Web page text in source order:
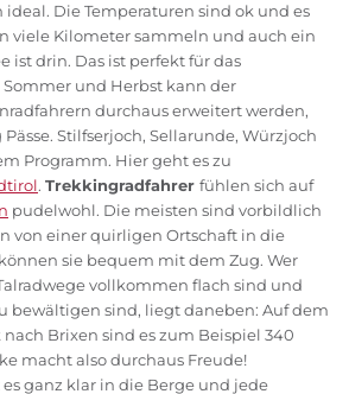
ideal. Die Temperaturen sind ok und es
viele Kilometer sammeln und auch ein
ist drin. Das ist perfekt für das
und Herbst kann der
durchaus erweitert werden,
Stilfserjoch, Sellarunde, Würzjoch
Programm. Hier geht es zu
. Trekkingradfahrer fühlen sich auf
pudelwohl. Die meisten sind vorbildlich
von einer quirligen Ortschaft in die
sie bequem mit dem Zug. Wer
vollkommen flach sind und
bewältigen sind, liegt daneben: Auf dem
Brixen sind es zum Beispiel 340
macht also durchaus Freude!
ganz klar in die Berge und jede